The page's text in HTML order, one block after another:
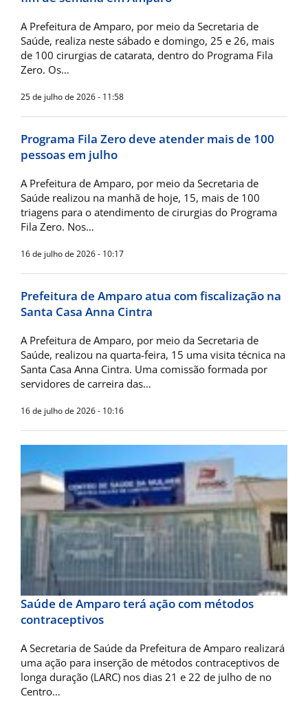
A Prefeitura de Amparo, por meio da Secretaria de
Saúde, realiza neste sábado e domingo, 25 e 26, mais
de 100 cirurgias de catarata, dentro do Programa Fila
Zero. Os…
25 de julho de 2026 - 11:58
Programa Fila Zero deve atender mais de 100
pessoas em julho
A Prefeitura de Amparo, por meio da Secretaria de
Saúde realizou na manhã de hoje, 15, mais de 100
triagens para o atendimento de cirurgias do Programa
Fila Zero. Nos…
16 de julho de 2026 - 10:17
Prefeitura de Amparo atua com fiscalização na
Santa Casa Anna Cintra
A Prefeitura de Amparo, por meio da Secretaria de
Saúde, realizou na quarta-feira, 15 uma visita técnica na
Santa Casa Anna Cintra. Uma comissão formada por
servidores de carreira das…
16 de julho de 2026 - 10:16
Saúde de Amparo terá ação com métodos
contraceptivos
A Secretaria de Saúde da Prefeitura de Amparo realizará
uma ação para inserção de métodos contraceptivos de
longa duração (LARC) nos dias 21 e 22 de julho de no
Centro…